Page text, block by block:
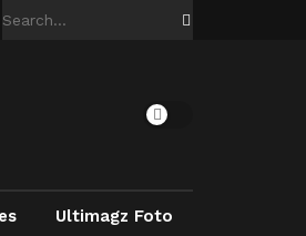
Ultimagz Foto